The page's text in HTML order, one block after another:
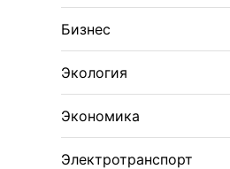
Бизнес
Экология
Экономика
Электротранспорт